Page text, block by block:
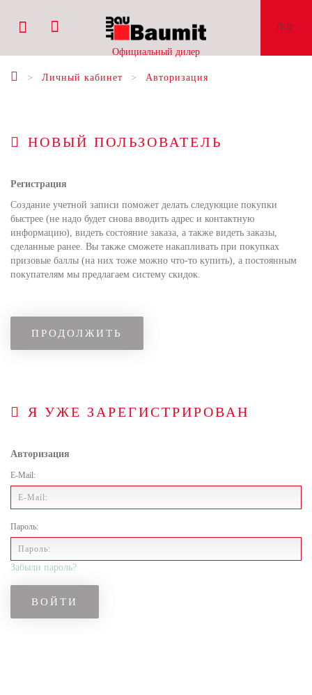
Официальный дилер
0
Личный кабинет Авторизация
НОВЫЙ ПОЛЬЗОВАТЕЛЬ
Регистрация
Создание учетной записи поможет делать следующие покупки
быстрее (не надо будет снова вводить адрес и контактную
информацию), видеть состояние заказа, а также видеть заказы,
сделанные ранее. Вы также сможете накапливать при покупках
призовые баллы (на них тоже можно что-то купить), а постоянным
покупателям мы предлагаем систему скидок.
ПРОДОЛЖИТЬ
Я УЖЕ ЗАРЕГИСТРИРОВАН
Авторизация
E-Mail:
Пароль:
Забыли пароль?